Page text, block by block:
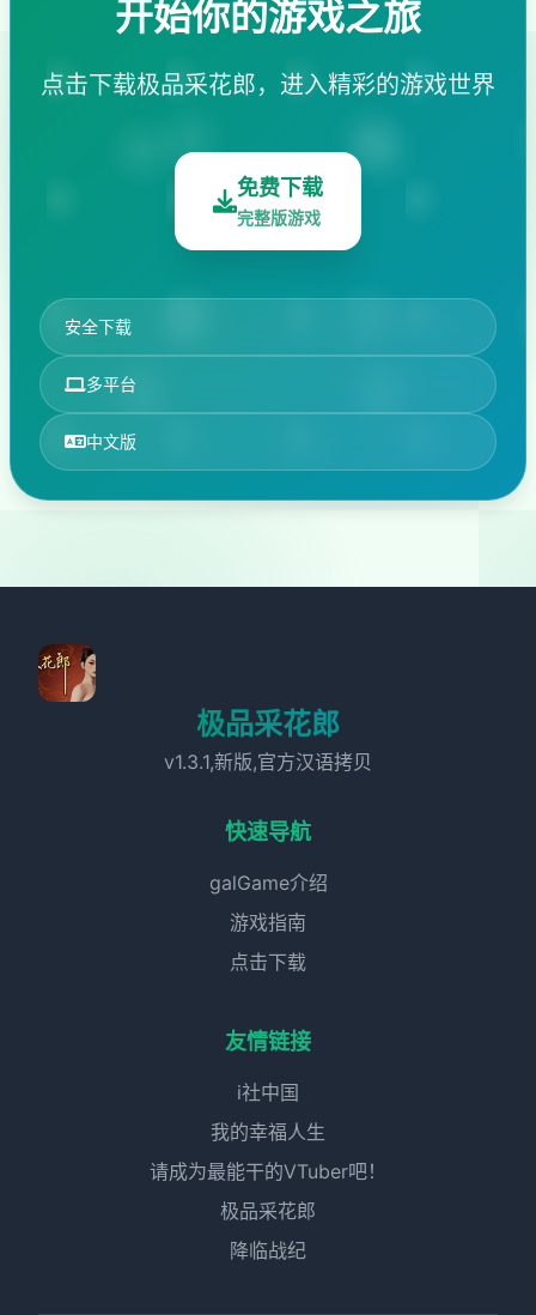
开始你的游戏之旅
点击下载极品采花郎，进入精彩的游戏世界
免费下载
完整版游戏
安全下载
多平台
中文版
极品采花郎
v1.3.1,新版,官方汉语拷贝
快速导航
galGame介绍
游戏指南
点击下载
友情链接
i社中国
我的幸福人生
请成为最能干的VTuber吧！
极品采花郎
降临战纪